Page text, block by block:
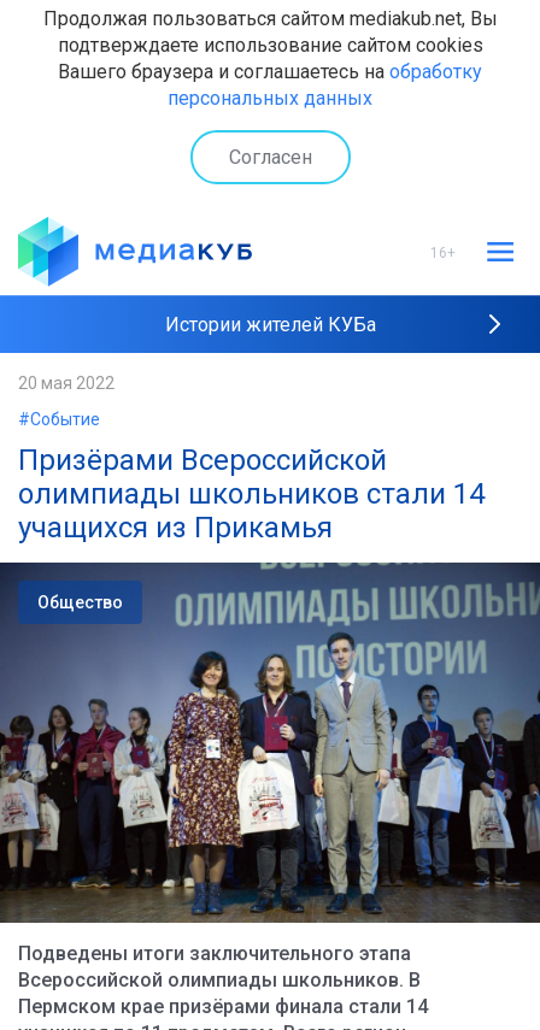
Продолжая пользоваться сайтом mediakub.net, Вы
подтверждаете использование сайтом cookies
Вашего браузера и соглашаетесь на обработку
персональных данных
Согласен
16+
Истории жителей КУБа
20 мая 2022
#Событие
Призёрами Всероссийской
олимпиады школьников стали 14
учащихся из Прикамья
Общество
Подведены итоги заключительного этапа
Всероссийской олимпиады школьников. В
Пермском крае призёрами финала стали 14